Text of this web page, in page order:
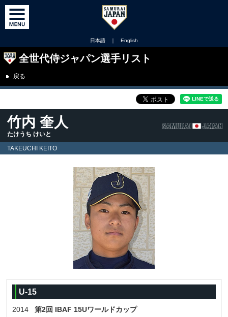
日本語 ｜ English
全世代侍ジャパン選手リスト
戻る
竹内 奎人
たけうち けいと
TAKEUCHI KEITO
U-15
2014 第2回 IBAF 15Uワールドカップ